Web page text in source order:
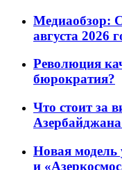
Медиаобзор:
августа 2026
Революция
бюрократия?
Что стоит за
Новая модель
и